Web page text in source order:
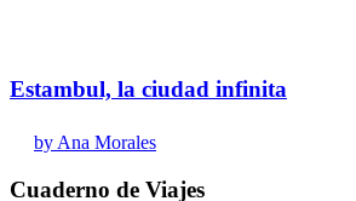
Estambul, la ciudad infinita
by Ana Morales
Cuaderno de Viajes